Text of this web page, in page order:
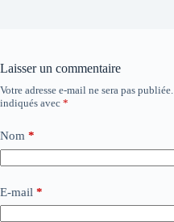
Laisser un commentaire
Votre adresse e-mail ne sera pas publiée.
indiqués avec *
Nom *
E-mail *